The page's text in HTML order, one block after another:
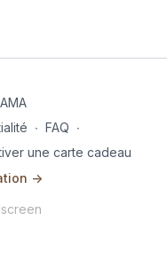
∙ FAQ ∙
une carte cadeau
->